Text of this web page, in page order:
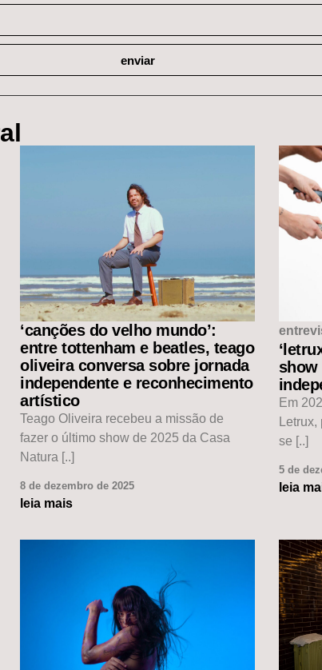
enviar
‘canções do velho mundo’:
entre tottenham e beatles, teago
oliveira conversa sobre jornada
independente e reconhecimento
artístico
Teago Oliveira recebeu a missão de
fazer o último show de 2025 da Casa
Natura [..]
8 de dezembro de 2025
leia mais
show
Em
se [..]
5 de
leia